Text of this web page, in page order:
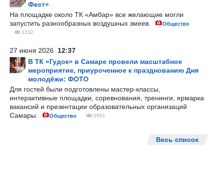
Фест»
На площадке около ТК «Амбар» все желающие могли
запустить разнообразных воздушных змеев.
Общество
1232
27 июня 2026 12:37
В ТК «Гудок» в Самаре провели масштабное
мероприятие, приуроченное к празднованию Дня
молодёжи: ФОТО
Для гостей были подготовлены мастер-классы,
интерактивные площадки, соревнования, тренинги, ярмарка
вакансий и презентации образовательных организаций
Самары.
Общество 2952
Весь список